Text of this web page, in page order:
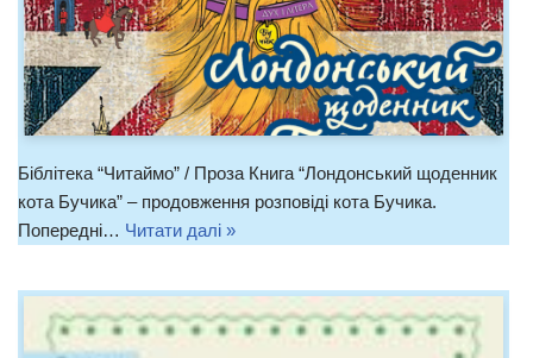
Біблітека “Читаймо” / Проза Книга “Лондонський щоденник
кота Бучика” – продовження розповіді кота Бучика.
Попередні… Читати далі »